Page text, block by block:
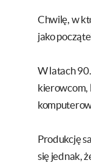
Chwilę, w
jako
W latach
kierowcom,
Produkcję
się jednak,